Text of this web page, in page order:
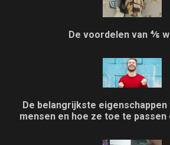
De voordelen van ⅘
De belangrijkste
mensen en hoe ze toe te passen